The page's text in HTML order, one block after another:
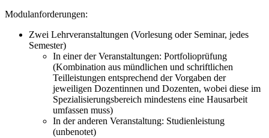
Modulanforderungen:
Zwei Lehrveranstaltungen (Vorlesung oder Seminar, jedes
Semester)
In einer der Veranstaltungen: Portfolioprüfung
(Kombination aus mündlichen und schriftlichen
Teilleistungen entsprechend der Vorgaben der
jeweiligen Dozentinnen und Dozenten, wobei diese im
Spezialisierungsbereich mindestens eine Hausarbeit
umfassen muss)
In der anderen Veranstaltung: Studienleistung
(unbenotet)